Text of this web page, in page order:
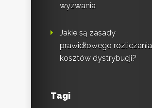
wyzwania
Jakie są zasady
prawidłowego rozliczania
kosztów dystrybucji?
Tagi